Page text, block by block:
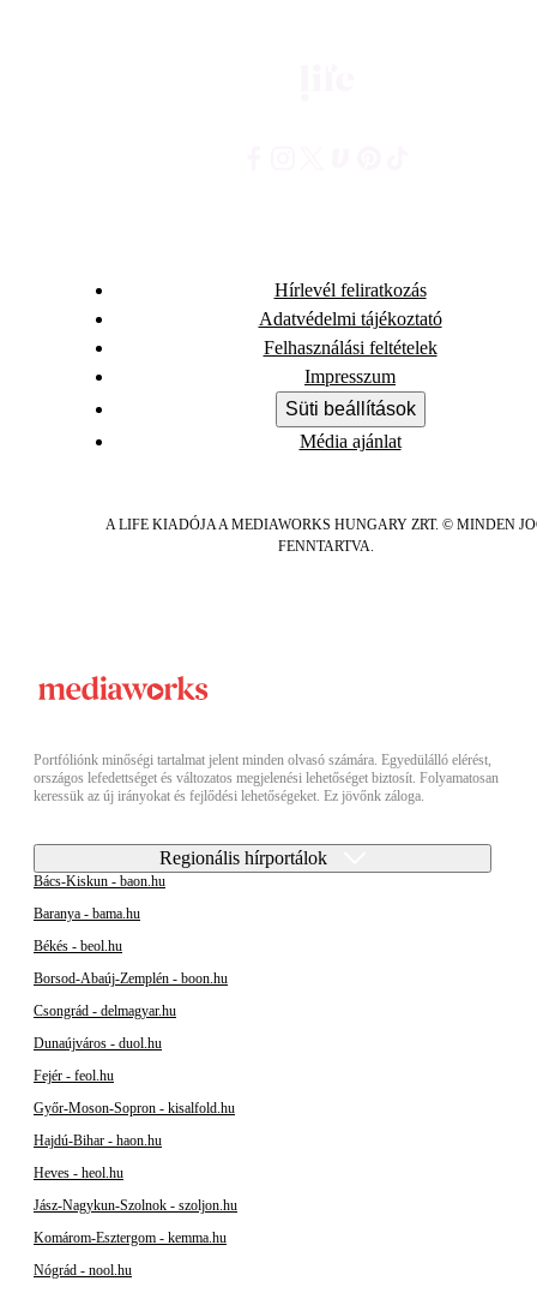
Hírlevél feliratkozás
Adatvédelmi tájékoztató
Felhasználási feltételek
Impresszum
Süti beállítások
Média ajánlat
A LIFE KIADÓJA A MEDIAWORKS HUNGARY ZRT. © MINDEN
FENNTARTVA.
Portfóliónk minőségi tartalmat jelent minden olvasó számára. Egyedülálló elérést,
országos lefedettséget és változatos megjelenési lehetőséget biztosít. Folyamatosan
keressük az új irányokat és fejlődési lehetőségeket. Ez jövőnk záloga.
Regionális hírportálok
Bács-Kiskun - baon.hu
Baranya - bama.hu
Békés - beol.hu
Borsod-Abaúj-Zemplén - boon.hu
Csongrád - delmagyar.hu
Dunaújváros - duol.hu
Fejér - feol.hu
Győr-Moson-Sopron - kisalfold.hu
Hajdú-Bihar - haon.hu
Heves - heol.hu
Jász-Nagykun-Szolnok - szoljon.hu
Komárom-Esztergom - kemma.hu
Nógrád - nool.hu